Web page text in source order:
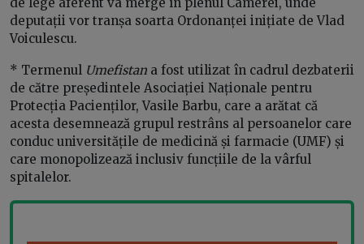
deputații vor tranșa soarta Ordonanței inițiate de Vlad
Voiculescu.
* Termenul Umefistan a fost utilizat în cadrul dezbaterii
de către președintele Asociației Naționale pentru
Protecția Pacienților, Vasile Barbu, care a arătat că
acesta desemnează grupul restrâns al persoanelor care
conduc universitățile de medicină și farmacie (UMF) și
care monopolizează inclusiv funcțiile de la vârful
spitalelor.